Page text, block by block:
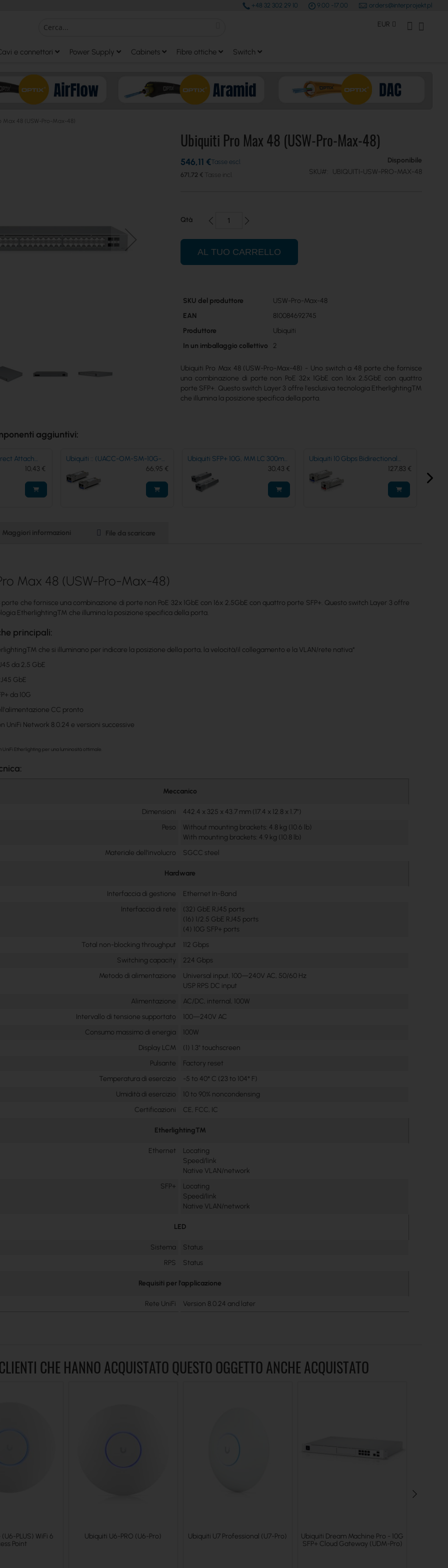
+48 32 302 29 10 9.00 -17.00 orders@interprojekt.pl
Valuta
EUR Il mio Account
e connettori Power Supply Cabinets Fibre ottiche Switch
Max 48 (USW-Pro-Max-48)
Ubiquiti Pro Max 48 (USW-Pro-Max-48)
671,72 €
546,11 €
Disponibile
SKU
UBIQUITI-USW-PRO-MAX-48
Qtà
AL TUO CARRELLO
Maggiori
SKU del produttore
USW-Pro-Max-48
EAN
810084692745
Produttore
Ubiquiti
In un imballaggio collettivo
2
Ubiquiti Pro Max 48 (USW-Pro-Max-48) - Uno switch a 48 porte che fornisce
una combinazione di porte non PoE 32x 1GbE con 16x 2,5GbE con quattro
porte SFP+. Questo switch Layer 3 offre l'esclusiva tecnologia Etherlighting™
che illumina la posizione specifica della porta.
aggiuntivi:
SM-10G-
Mode Module,
66,95 €
Ubiquiti SFP+ 10G, MM LC 300m
Dual-Fiber 850nm 2-pack UACC-
OM-MM-10G-D-2 / UF-MM-10G
30,43 €
Ubiquiti 10 Gbps Bidirectional
Single-Mode Optical Module
(UACC-OM-SM-10G-S-2)
127,83 €
Ubiquiti SFP+ to RJ45 module
(UACC-CM-RJ45-MG)
53,92 €
Maggiori informazioni File da scaricare
Max 48 (USW-Pro-Max-48)
porte che fornisce una combinazione di porte non PoE 32x 1GbE con 16x 2,5GbE con quattro porte SFP+. Questo switch Layer 3 offre
Etherlighting™ che illumina la posizione specifica della porta.
principali:
che si illuminano per indicare la posizione della porta, la velocità/il collegamento e la VLAN/rete nativa*
da 2,5 GbE
GbE
da 10G
CC pronto
UniFi Network 8.0.24 e versioni successive
UniFi Etherlighting per una luminosità ottimale.
Meccanico
Dimensioni
442.4 x 325 x 43.7 mm (17.4 x 12.8 x 1.7")
Peso
Without mounting brackets: 4.8 kg (10.6 lb)
With mounting brackets: 4.9 kg (10.8 lb)
Materiale dell'involucro
SGCC steel
Hardware
Interfaccia di gestione
Ethernet In-Band
Interfaccia di rete
(32) GbE RJ45 ports
(16) 1/2.5 GbE RJ45 ports
(4) 10G SFP+ ports
Total non-blocking throughput
112 Gbps
Switching capacity
224 Gbps
Metodo di alimentazione
Universal input, 100—240V AC, 50/60 Hz
USP RPS DC input
Alimentazione
AC/DC, internal, 100W
Intervallo di tensione supportato
100—240V AC
Consumo massimo di energia
100W
Display LCM
(1) 1.3" touchscreen
Pulsante
Factory reset
Temperatura di esercizio
-5 to 40° C (23 to 104° F)
Umidità di esercizio
10 to 90% noncondensing
Certificazioni
CE, FCC, IC
Etherlighting™
Ethernet
Locating
Speed/link
Native VLAN/network
SFP+
Locating
Speed/link
Native VLAN/network
LED
Sistema
Status
RPS
Status
Requisiti per l'applicazione
Rete UniFi Version 8.0.24 and later
CHE HANNO ACQUISTATO QUESTO OGGETTO ANCHE ACQUISTATO
(U6-PLUS) WiFi 6
Point
Ubiquiti U6-PRO (U6-Pro) Ubiquiti U7 Professional (U7-Pro)
Ubiquiti Dream Machine Pro - 10G
SFP+ Cloud Gateway (UDM-Pro)